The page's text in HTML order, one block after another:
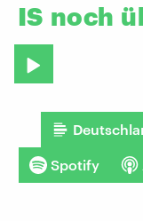
IS noch
Spotify